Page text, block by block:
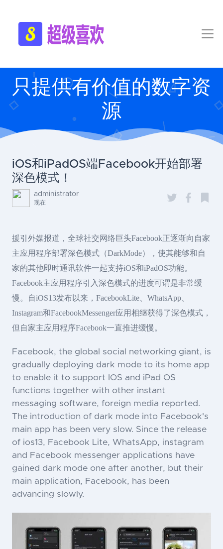
只提供有价值的数字资
源
iOS和iPadOS端Facebook开始部署
深色模式！
administrator
现在
援引外媒报道，全球社交网络巨头Facebook正逐渐向自家
主应用程序部署深色模式（DarkMode），使其能够和自
家的其他即时通讯软件一起支持iOS和iPadOS功能。
Facebook主应用程序引入深色模式的进度可谓是非常缓
慢。自iOS13发布以来，FacebookLite、WhatsApp、
Instagram和FacebookMessenger应用相继获得了深色模式，
但自家主应用程序Facebook一直推进缓慢。
Facebook, the global social networking giant, is
gradually deploying dark mode to its home app
to enable it to support IOS and iPad OS
functions together with other instant
messaging software, foreign media reported.
The introduction of dark mode into Facebook's
main app has been very slow. Since the release
of ios13, Facebook Lite, WhatsApp, instagram
and Facebook messenger applications have
gained dark mode one after another, but their
main application, Facebook, has been
advancing slowly.